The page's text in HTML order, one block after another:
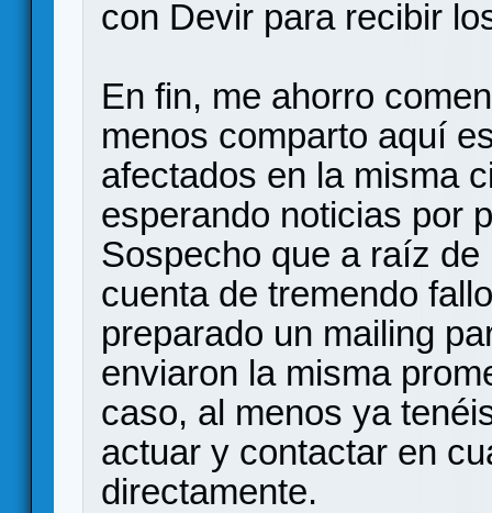
con Devir para recibir
En fin, me ahorro
menos comparto aquí
afectados en la misma
esperando noticias por
Sospecho que a raíz
cuenta de tremendo
preparado un mailing
enviaron la misma
caso, al menos ya
actuar y contactar en
directamente.